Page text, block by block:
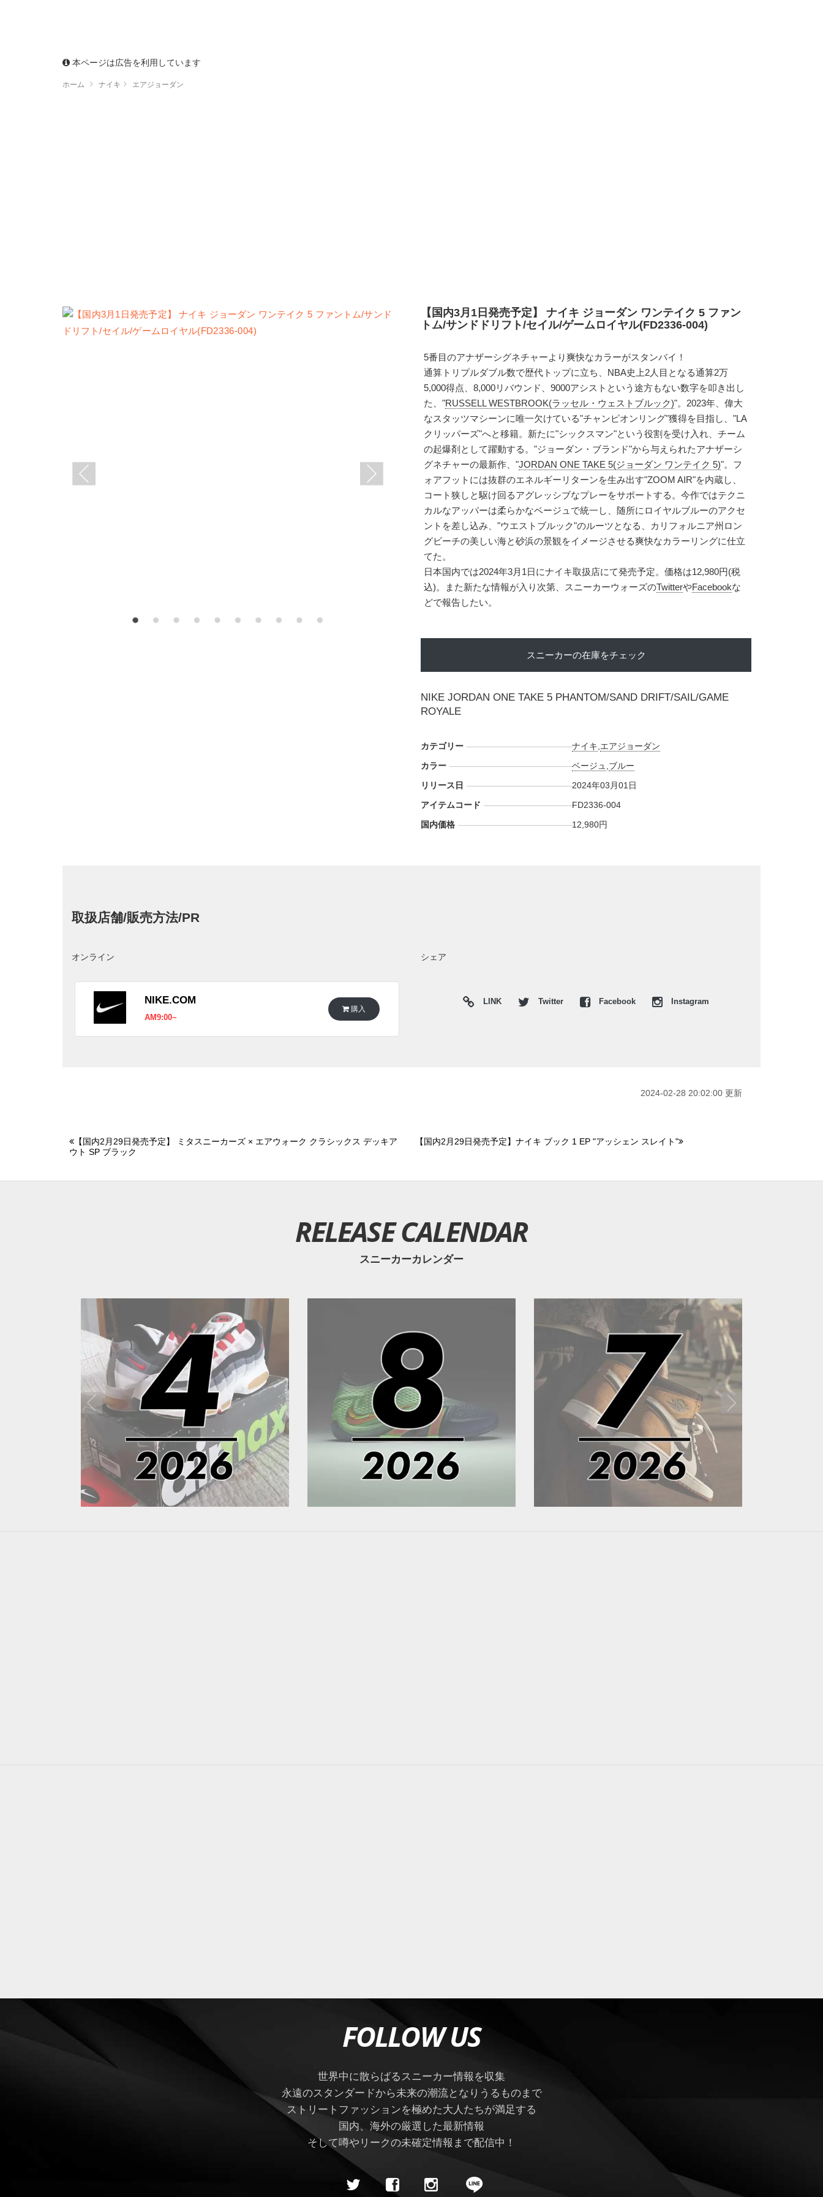
本ページは広告を利用しています
ホーム ナイキ エアジョーダン
【国内3月1日発売予定】 ナイキ ジョーダン ワンテイク 5 ファン
トム/サンドドリフト/セイル/ゲームロイヤル(FD2336-004)
5番目のアナザーシグネチャーより爽快なカラーがスタンバイ！
通算トリプルダブル数で歴代トップに立ち、NBA史上2人目となる通算2万
5,000得点、8,000リバウンド、9000アシストという途方もない数字を叩き出し
た、"RUSSELL WESTBROOK(ラッセル・ウェストブルック)"。2023年、偉大
なスタッツマシーンに唯一欠けている"チャンピオンリング"獲得を目指し、"LA
クリッパーズ"へと移籍。新たに"シックスマン"という役割を受け入れ、チーム
の起爆剤として躍動する。"ジョーダン・ブランド"から与えられたアナザーシ
グネチャーの最新作、"JORDAN ONE TAKE 5(ジョーダン ワンテイク 5)"。フ
ォアフットには抜群のエネルギーリターンを生み出す"ZOOM AIR"を内蔵し、
コート狭しと駆け回るアグレッシブなプレーをサポートする。今作ではテクニ
カルなアッパーは柔らかなベージュで統一し、随所にロイヤルブルーのアクセ
ントを差し込み、"ウエストブルック"のルーツとなる、カリフォルニア州ロン
グビーチの美しい海と砂浜の景観をイメージさせる爽快なカラーリングに仕立
てた。
日本国内では2024年3月1日にナイキ取扱店にて発売予定。価格は12,980円(税
込)。また新たな情報が入り次第、スニーカーウォーズのTwitterやFacebookな
どで報告したい。
スニーカーの在庫をチェック
NIKE JORDAN ONE TAKE 5 PHANTOM/SAND DRIFT/SAIL/GAME
ROYALE
カテゴリー ナイキ エアジョーダン
カラー
ベージュ ブルー
リリース日
2024年03月01日
アイテムコード
FD2336-004
国内価格
12,980円
取扱店舗/販売方法/PR
オンライン
NIKE.COM
AM9:00~
購入
シェア
LINK Twitter Facebook Instagram
2024-02-28 20:02:00 更新
【国内2月29日発売予定】 ミタスニーカーズ × エアウォーク クラシックス デッキア
ウト SP ブラック
【国内2月29日発売予定】ナイキ ブック 1 EP "アッシェン スレイト"
RELEASE CALENDAR
スニーカーカレンダー
FOLLOW US
世界中に散らばるスニーカー情報を収集
永遠のスタンダードから未来の潮流となりうるものまで
ストリートファッションを極めた大人たちが満足する
国内、海外の厳選した最新情報
そして噂やリークの未確定情報まで配信中！